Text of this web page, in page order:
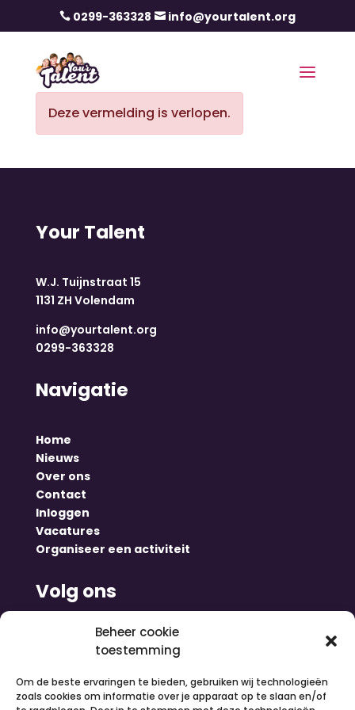
Beheer cookie
toestemming
Om de beste ervaringen te bieden, gebruiken wij technologieën
zoals cookies om informatie over je apparaat op te slaan en/of
 0299-363328  info@yourtalent.org
Deze vermelding is verlopen.
Your Talent
W.J. Tuijnstraat 15
1131 ZH Volendam
info@yourtalent.org
0299-363328
Navigatie
Home
Nieuws
Over ons
Contact
Inloggen
Vacatures
Organiseer een activiteit
Volg ons